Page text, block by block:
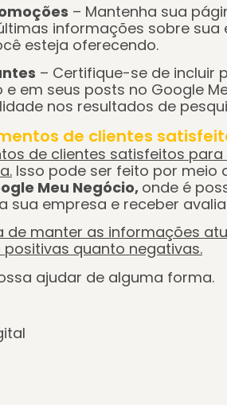
– Mantenha sua
informações sobre sua
esteja oferecendo.
– Certifique-se de incluir
em seus posts no Google
nos resultados de
de clientes
de clientes satisfeitos
. Isso pode ser feito por meio
Meu Negócio, onde é
empresa e receber
de manter as informações
quanto negativas.
ajudar de alguma forma.